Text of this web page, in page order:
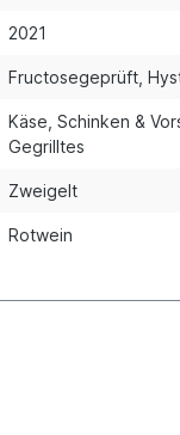
2021
Fructosegeprüft ,
Käse, Schinken &
Gegrilltes
Zweigelt
Rotwein